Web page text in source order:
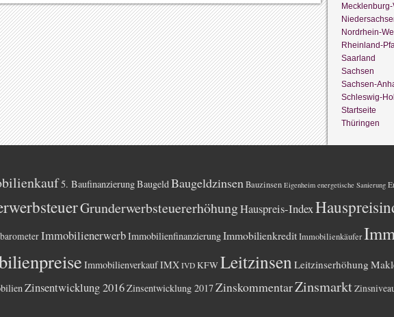
Nordrhein-
Rheinland-
Saarland
Sachsen
Sachsen-
Schleswig-
Startseite
Thüringen
5. BaufinanzierungBaugeldBaugeldzinsen Bauzinsen Eigenheim energetische Sanierung
GrunderwerbsteuererhöhungHauspreis-Index
ImmobilienerwerbImmobilienfinanzierungImmobilienkreditImmobilienkäufer
ImmobilienverkaufIMX IVD KFWLeitzinsen Leitzinserhöhung
Zinsentwicklung 2016Zinsentwicklung 2017ZinskommentarZinsmarkt